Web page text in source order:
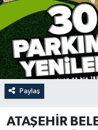
Paylaş
ATAŞEHİR